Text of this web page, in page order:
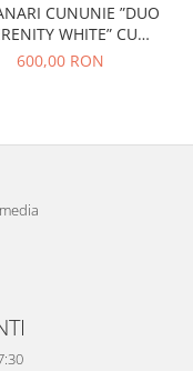
CUNUNIE ”DUO
WHITE” CU
CRIOGENATI SI
600,00 RON